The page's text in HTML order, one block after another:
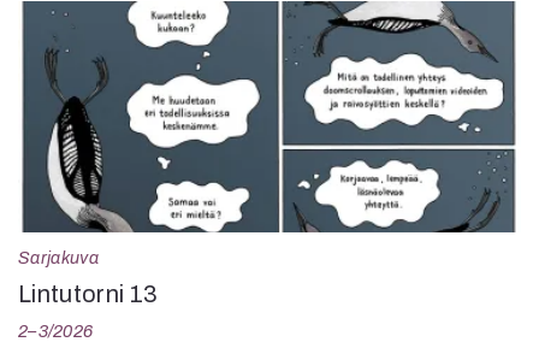
Sarjakuva
Lintutorni 13
2–3/2026